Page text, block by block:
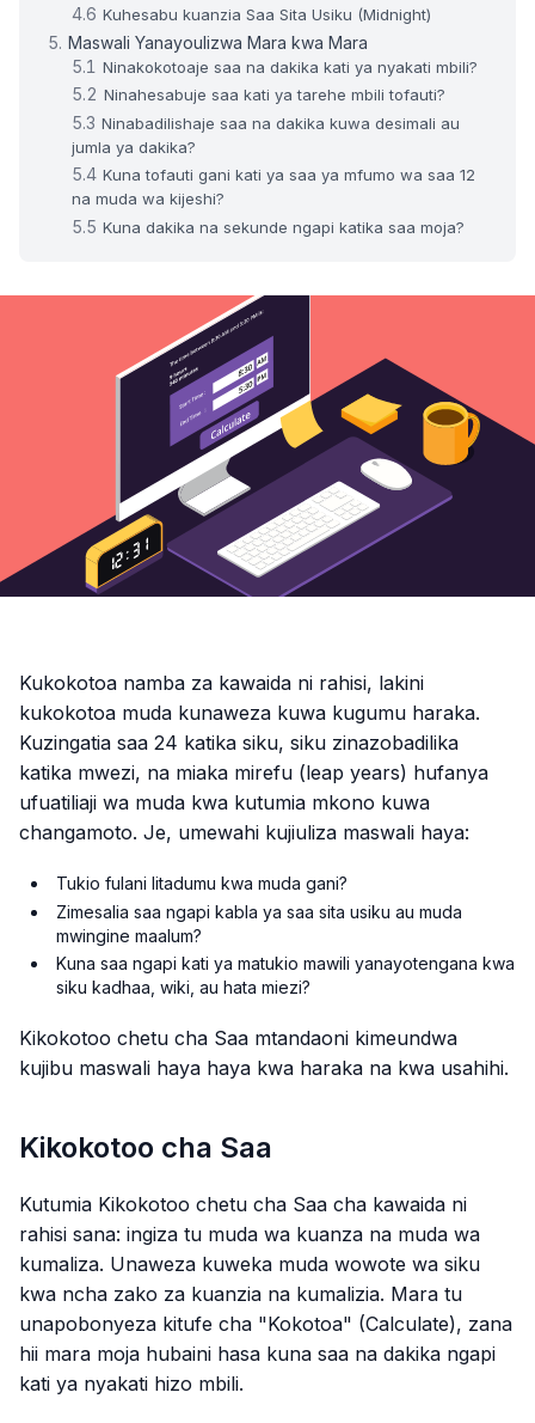
Kuhesabu kuanzia Saa Sita Usiku (Midnight)
Maswali Yanayoulizwa Mara kwa Mara
Ninakokotoaje saa na dakika kati ya nyakati mbili?
Ninahesabuje saa kati ya tarehe mbili tofauti?
Ninabadilishaje saa na dakika kuwa desimali au
jumla ya dakika?
Kuna tofauti gani kati ya saa ya mfumo wa saa 12
na muda wa kijeshi?
Kuna dakika na sekunde ngapi katika saa moja?
Kukokotoa namba za kawaida ni rahisi, lakini
kukokotoa muda kunaweza kuwa kugumu haraka.
Kuzingatia saa 24 katika siku, siku zinazobadilika
katika mwezi, na miaka mirefu (leap years) hufanya
ufuatiliaji wa muda kwa kutumia mkono kuwa
changamoto. Je, umewahi kujiuliza maswali haya:
Tukio fulani litadumu kwa muda gani?
Zimesalia saa ngapi kabla ya saa sita usiku au muda
mwingine maalum?
Kuna saa ngapi kati ya matukio mawili yanayotengana kwa
siku kadhaa, wiki, au hata miezi?
Kikokotoo chetu cha Saa mtandaoni kimeundwa
kujibu maswali haya haya kwa haraka na kwa usahihi.
Kikokotoo cha Saa
Kutumia Kikokotoo chetu cha Saa cha kawaida ni
rahisi sana: ingiza tu muda wa kuanza na muda wa
kumaliza. Unaweza kuweka muda wowote wa siku
kwa ncha zako za kuanzia na kumalizia. Mara tu
unapobonyeza kitufe cha "Kokotoa" (Calculate), zana
hii mara moja hubaini hasa kuna saa na dakika ngapi
kati ya nyakati hizo mbili.